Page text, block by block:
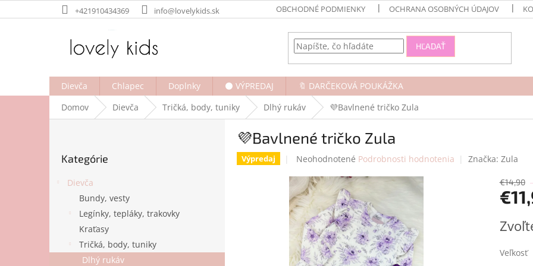
na
+421910434369 info@lovelykids.sk OBCHODNÉ PODMIENKY OCHRANA OSOBNÝCH ÚDAJOV
HĽADAŤ
Dievča Chlapec Doplnky ⚫ VÝPREDAJ
🔖 DARČEKOVÁ POUKÁŽKA
Domov
Dievča Tričká, body, tuniky Dlhý rukáv 💜Bavlnené tričko Zula
kategórie
Kategórie
Dievča
Bundy, vesty
Legínky, tepláky, trakovky
Kraťasy
Tričká, body, tuniky
Dlhý rukáv
💜Bavlnené tričko Zula
Výpredaj
Priemerné
produktu
je
0,0
z
hviezdičiek.
Neohodnotené Podrobnosti hodnotenia Značka: Zula
€14,90
cena:
Veľkosť